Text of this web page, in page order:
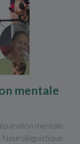
mentale
mentale